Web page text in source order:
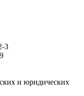
3
и юридических